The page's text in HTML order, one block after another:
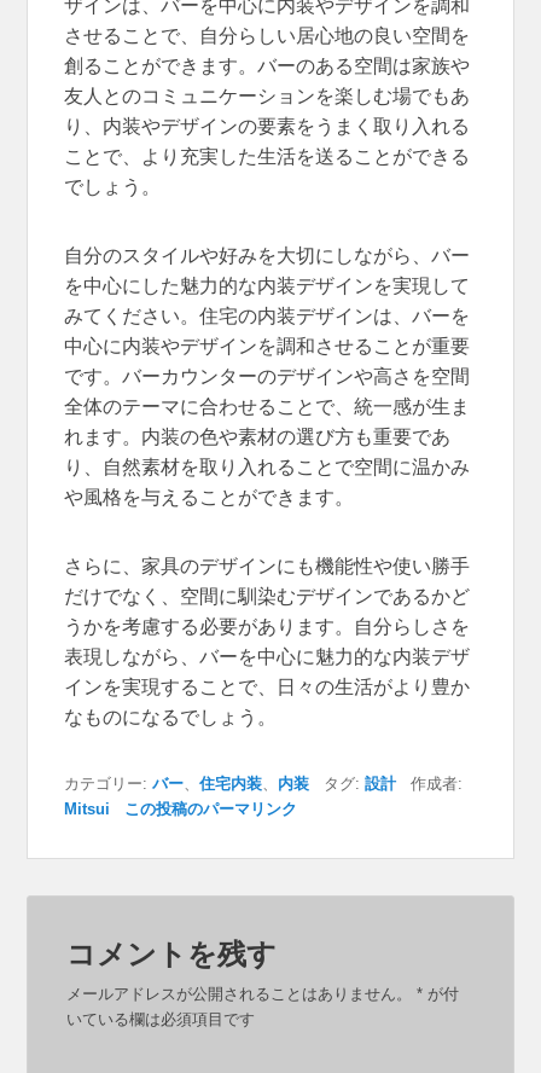
ザインは、バーを中心に内装やデザインを調和
させることで、自分らしい居心地の良い空間を
創ることができます。バーのある空間は家族や
友人とのコミュニケーションを楽しむ場でもあ
り、内装やデザインの要素をうまく取り入れる
ことで、より充実した生活を送ることができる
でしょう。
自分のスタイルや好みを大切にしながら、バー
を中心にした魅力的な内装デザインを実現して
みてください。住宅の内装デザインは、バーを
中心に内装やデザインを調和させることが重要
です。バーカウンターのデザインや高さを空間
全体のテーマに合わせることで、統一感が生ま
れます。内装の色や素材の選び方も重要であ
り、自然素材を取り入れることで空間に温かみ
や風格を与えることができます。
さらに、家具のデザインにも機能性や使い勝手
だけでなく、空間に馴染むデザインであるかど
うかを考慮する必要があります。自分らしさを
表現しながら、バーを中心に魅力的な内装デザ
インを実現することで、日々の生活がより豊か
なものになるでしょう。
カテゴリー:バー 、住宅内装 内装 タグ:設計作成者:
Mitsui
この投稿のパーマリンク
コメントを残す
メールアドレスが公開されることはありません。 * が付
いている欄は必須項目です